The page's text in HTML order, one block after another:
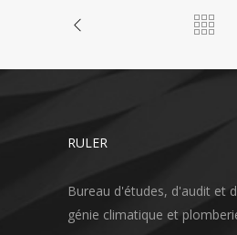
RULER
Bureau d'études, d'audit et
génie climatique et